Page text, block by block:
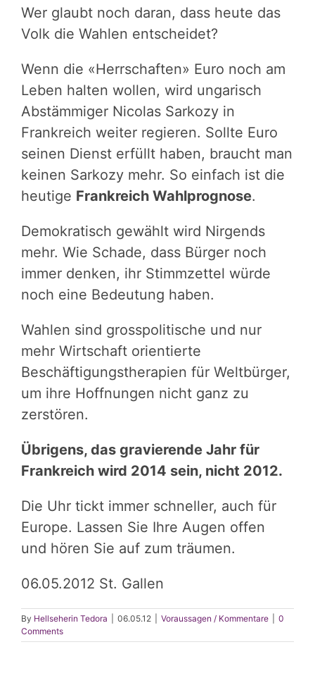
Wer glaubt noch daran, dass heute das
Volk die Wahlen entscheidet?
Wenn die «Herrschaften» Euro noch am
Leben halten wollen, wird ungarisch
Abstämmiger Nicolas Sarkozy in
Frankreich weiter regieren. Sollte Euro
seinen Dienst erfüllt haben, braucht man
keinen Sarkozy mehr. So einfach ist die
heutige Frankreich Wahlprognose.
Demokratisch gewählt wird Nirgends
mehr. Wie Schade, dass Bürger noch
immer denken, ihr Stimmzettel würde
noch eine Bedeutung haben.
Wahlen sind grosspolitische und nur
mehr Wirtschaft orientierte
Beschäftigungstherapien für Weltbürger,
um ihre Hoffnungen nicht ganz zu
zerstören.
Übrigens, das gravierende Jahr für
Frankreich wird 2014 sein, nicht 2012.
Die Uhr tickt immer schneller, auch für
Europe. Lassen Sie Ihre Augen offen
und hören Sie auf zum träumen.
06.05.2012 St. Gallen
By Hellseherin Tedora 06.05.12 Voraussagen / Kommentare
0
Comments